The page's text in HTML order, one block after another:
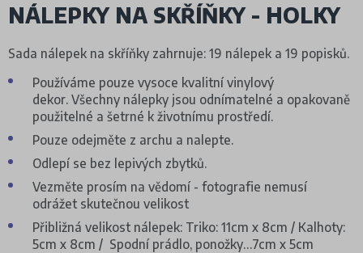
NÁLEPKY NA SKŘÍŇKY - HOLKY
Sada nálepek na skříňky zahrnuje: 19 nálepek a 19 popisků.
Používáme pouze vysoce kvalitní vinylový
dekor. Všechny nálepky jsou odnímatelné a opakovaně
použitelné a šetrné k životnímu prostředí.
Pouze odejměte z archu a nalepte.
Odlepí se bez lepivých zbytků.
Vezměte prosím na vědomí - fotografie nemusí
odrážet skutečnou velikost
Přibližná velikost nálepek: Triko: 11cm x 8cm / Kalhoty:
5cm x 8cm / Spodní prádlo, ponožky…7cm x 5cm